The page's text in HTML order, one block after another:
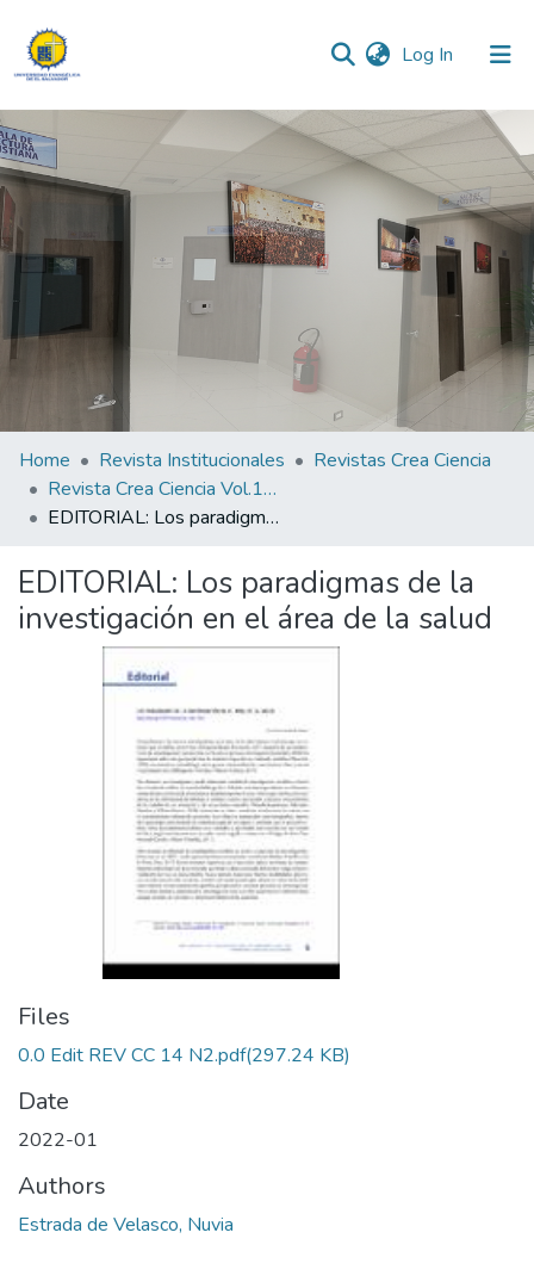
Log In (current)
Communities & Collections
All of DSpace
Statistics
Home Revista Institucionales
Revistas Crea Ciencia
Revista Crea Ciencia Vol.14 N° 2
EDITORIAL: Los paradigmas de la investigación en el área de la salud
EDITORIAL: Los paradigmas de la
investigación en el área de la salud
Files
0.0 Edit REV CC 14 N2.pdf(297.24 KB)
Date
2022-01
Authors
Estrada de Velasco, Nuvia